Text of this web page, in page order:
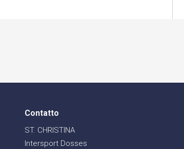
Contatto
ST. CHRISTINA
Intersport Dosses